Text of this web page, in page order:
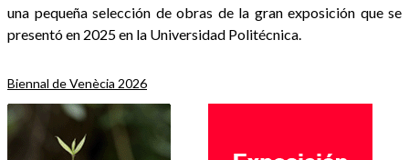
una pequeña selección de obras de la gran exposición que se
presentó en 2025 en la Universidad Politécnica.
Biennal de Venècia 2026